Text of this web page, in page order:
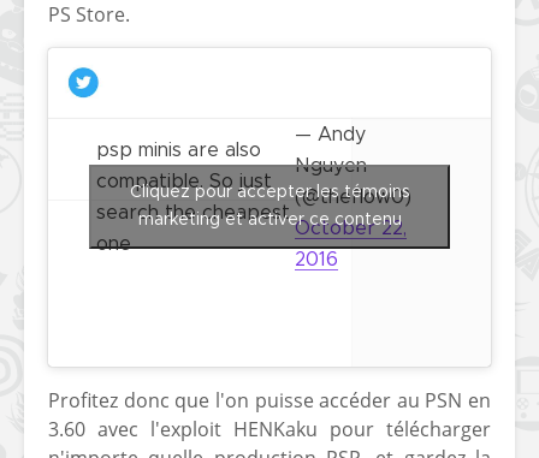
PS Store.
psp minis are also
compatible. So just
search the cheapest
one
— Andy
Nguyen
(@theflow0)
October 22,
2016
Cliquez pour accepter les témoins
marketing et activer ce contenu
Profitez donc que l'on puisse accéder au PSN en
3.60 avec l'exploit HENKaku pour télécharger